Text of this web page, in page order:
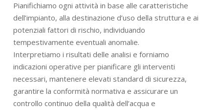
Pianifichiamo ogni attività in base alle caratteristiche
dell’impianto, alla destinazione d’uso della struttura e ai
potenziali fattori di rischio, individuando
tempestivamente eventuali anomalie.
Interpretiamo i risultati delle analisi e forniamo
indicazioni operative per pianificare gli interventi
necessari, mantenere elevati standard di sicurezza,
garantire la conformità normativa e assicurare un
controllo continuo della qualità dell’acqua e